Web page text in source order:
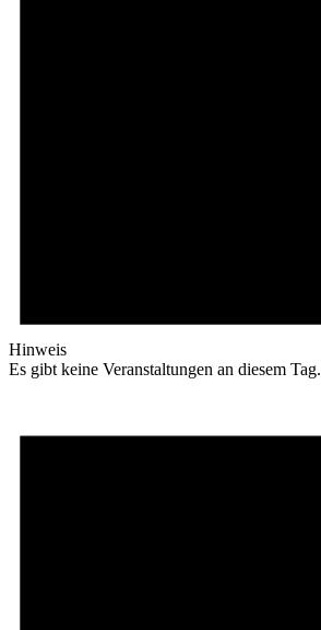
Hinweis
Es gibt keine Veranstaltungen an diesem Tag.